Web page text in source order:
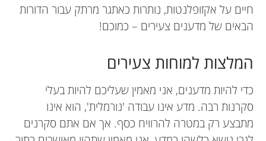
חיים על אקזופלנטות, נותרות כאתגר מרתק עבור הדורות
הבאים של מדענים צעירים – כמוכם!
המלצות למוחות צעירים
כדי להיות מדענים, אני מאמין שעליכם להיות בעלי
סקרנות רבה. מדע אינו עבודה 'נורמלית', הוא אינו
מתבצע רק במטרה להרוויח כסף. אך אם אתם סקרנים